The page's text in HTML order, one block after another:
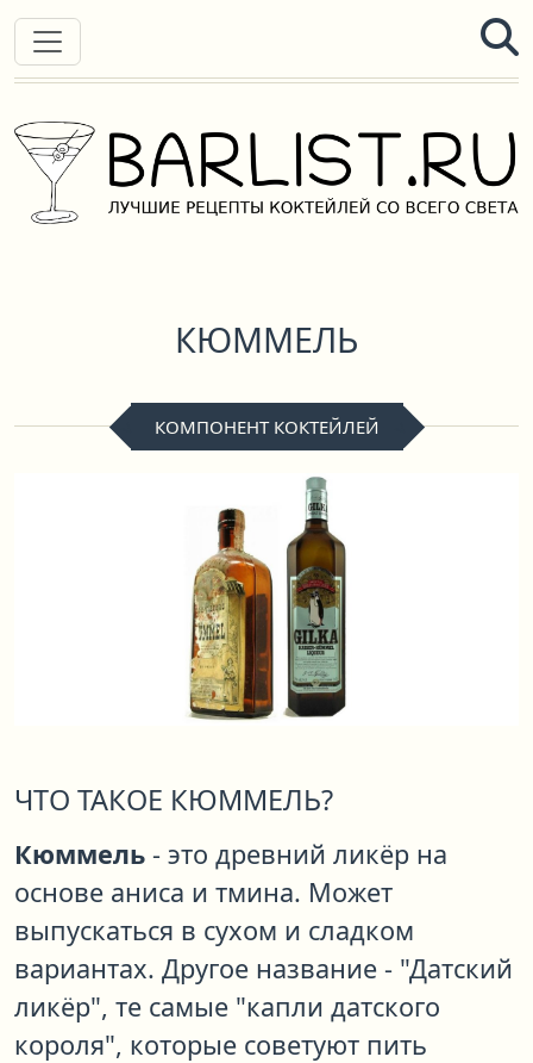
КЮММЕЛЬ
КОМПОНЕНТ КОКТЕЙЛЕЙ
ЧТО ТАКОЕ КЮММЕЛЬ?
Кюммель - это древний ликёр на
основе аниса и тмина. Может
выпускаться в сухом и сладком
вариантах. Другое название - "Датский
ликёр", те самые "капли датского
короля", которые советуют пить